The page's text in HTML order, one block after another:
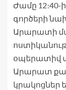
Ժամը 12։40-
գործերի
Արարատի
օպերատիվ
Արարատ
կրակոցներ